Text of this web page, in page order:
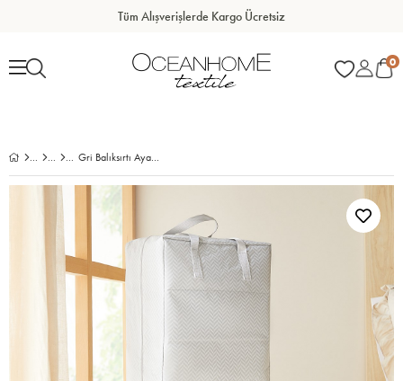
Tüm Alışverişlerde Kargo Ücretsiz
0
Gri Balıksırtı Ayakkabı Taşıma Seyahat Çantası 36 x 41 x 20 cm